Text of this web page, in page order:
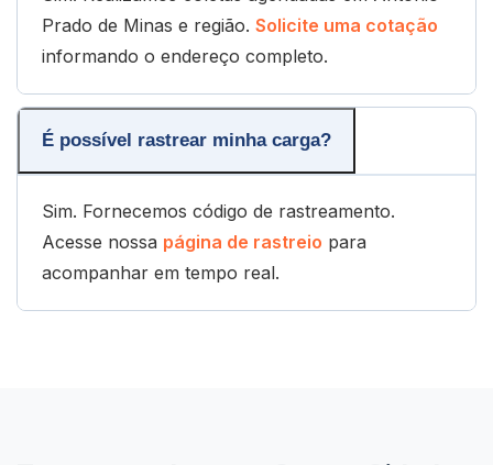
Prado de Minas e região. Solicite uma cotação
informando o endereço completo.
É possível rastrear minha carga?
Sim. Fornecemos código de rastreamento.
Acesse nossa página de rastreio para
acompanhar em tempo real.